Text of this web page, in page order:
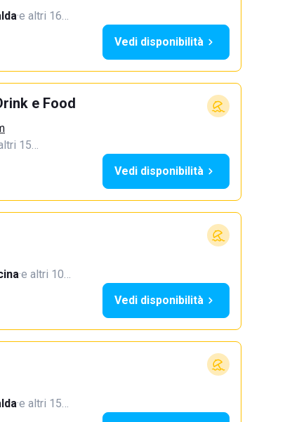
·e altri 16…
Vedi disponibilità
e Food
15…
Vedi disponibilità
·e altri 10…
Vedi disponibilità
·e altri 15…